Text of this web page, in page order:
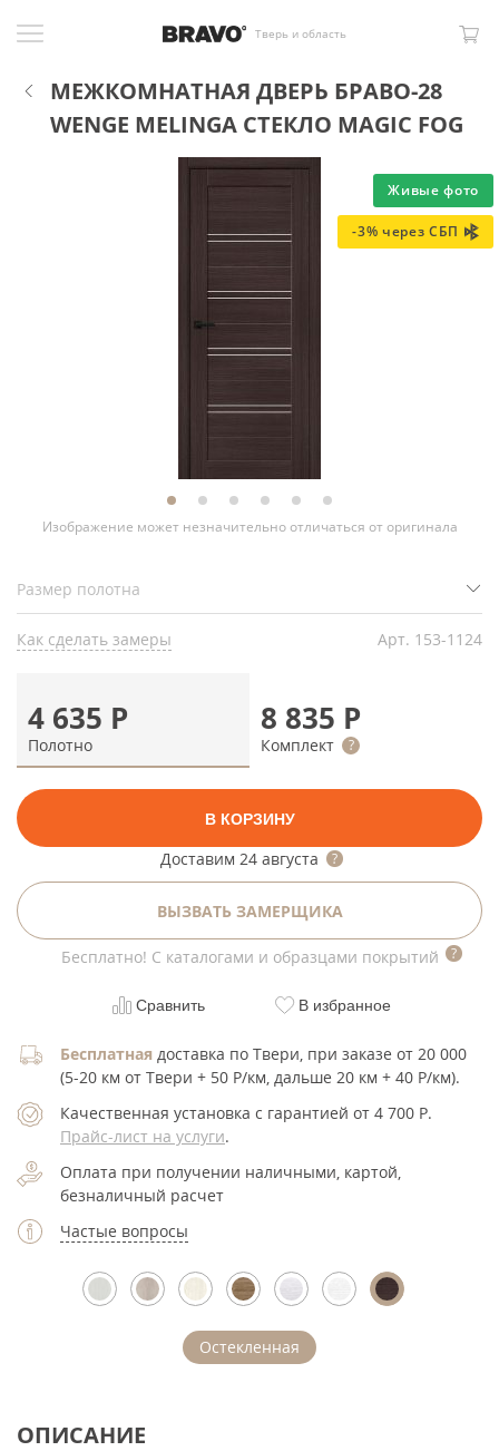
Тверь и область
МЕЖКОМНАТНАЯ ДВЕРЬ БРАВО-28
WENGE MELINGA СТЕКЛО MAGIC FOG
Живые фото
-3% через СБП
Изображение может незначительно отличаться от оригинала
Как сделать замеры Арт. 153-1124
4 635 Р
Полотно
8 835 Р
Комплект
В КОРЗИНУ
Доставим 24 августа
ВЫЗВАТЬ ЗАМЕРЩИКА
Бесплатно! С каталогами и образцами покрытий
Сравнить В избранное
Бесплатная доставка по Твери, при заказе от 20 000
(5-20 км от Твери + 50 Р/км, дальше 20 км + 40 Р/км).
Качественная установка с гарантией от 4 700 Р.
Прайс-лист на услуги.
Оплата при получении наличными, картой,
безналичный расчет
Частые вопросы
Остекленная
ОПИСАНИЕ